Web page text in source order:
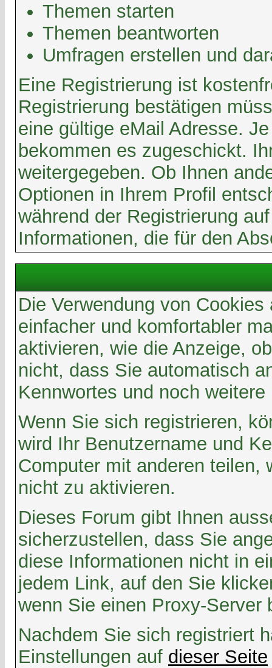
Themen starten
Themen beantworten
Umfragen erstellen und
Eine Registrierung ist
Registrierung bestätigen
eine gültige eMail Adresse.
bekommen es zugeschickt.
weitergegeben. Ob Ihnen
Optionen in Ihrem Profil
während der Registrierung
Informationen, die für den
Die Verwendung von
einfacher und komfortabler
aktivieren, wie die Anzeige,
nicht, dass Sie automatisch
Kennwortes und noch
Wenn Sie sich registrieren,
wird Ihr Benutzername und
Computer mit anderen teilen,
nicht zu aktivieren.
Dieses Forum gibt Ihnen
sicherzustellen, dass Sie
diese Informationen nicht in
jedem Link, auf den Sie
wenn Sie einen Proxy-Server
Nachdem Sie sich registriert
Einstellungen auf dieser Seite